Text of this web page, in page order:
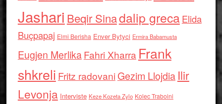
Jashari Beqir Sinadalip grecaElida
Buçpapaj Elmi Berisha Enver Bytyci Ermira Babamusta
Eugjen MerlikaFahri Xharra Frank
shkreli Fritz radovaniGezim Llojdia Ilir
Levonja Interviste Keze Kozeta Zylo Kolec Traboini